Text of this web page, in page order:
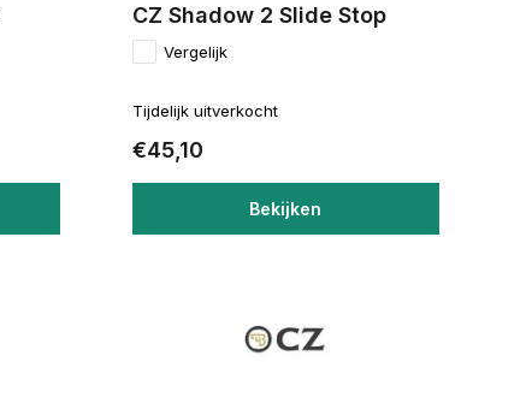
CZ Shadow 2 Slide Stop
Vergelijk
Tijdelijk uitverkocht
€45,10
Bekijken